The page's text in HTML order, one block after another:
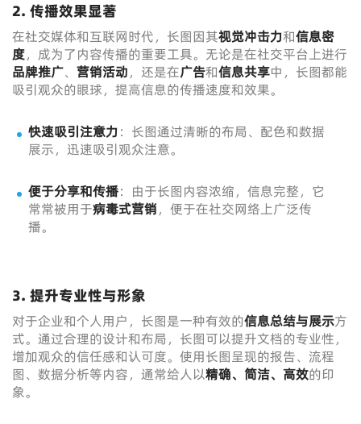
2. 传播效果显著
在社交媒体和互联网时代，长图因其视觉冲击力和信息密
度，成为了内容传播的重要工具。无论是在社交平台上进行
品牌推广、 营销活动，还是在广告和信息共享中，长图都能
吸引观众的眼球，提高信息的传播速度和效果。
快速吸引注意力：长图通过清晰的布局、配色和数据
展示，迅速吸引观众注意。
便于分享和传播：由于长图内容浓缩，信息完整，它
常常被用于病毒式营销，便于在社交网络上广泛传
播。
3. 提升专业性与形象
对于企业和个人用户，长图是一种有效的信息总结与展示方
式。通过合理的设计和布局，长图可以提升文档的专业性，
增加观众的信任感和认可度。使用长图呈现的报告、流程
图、数据分析等内容，通常给人以精确、简洁、高效的印
象。